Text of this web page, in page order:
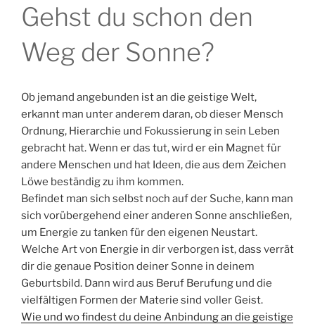
Gehst du schon den
Weg der Sonne?
Ob jemand angebunden ist an die geistige Welt,
erkannt man unter anderem daran, ob dieser Mensch
Ordnung, Hierarchie und Fokussierung in sein Leben
gebracht hat. Wenn er das tut, wird er ein Magnet für
andere Menschen und hat Ideen, die aus dem Zeichen
Löwe beständig zu ihm kommen.
Befindet man sich selbst noch auf der Suche, kann man
sich vorübergehend einer anderen Sonne anschließen,
um Energie zu tanken für den eigenen Neustart.
Welche Art von Energie in dir verborgen ist, dass verrät
dir die genaue Position deiner Sonne in deinem
Geburtsbild. Dann wird aus Beruf Berufung und die
vielfältigen Formen der Materie sind voller Geist.
Wie und wo findest du deine Anbindung an die geistige